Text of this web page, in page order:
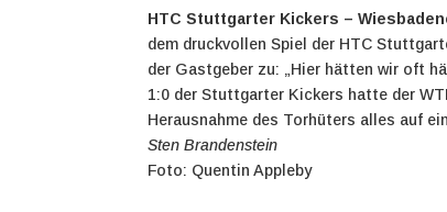
HTC Stuttgarter Kickers –
dem druckvollen Spiel der HTC
der Gastgeber zu: „Hier hätten wir oft
1:0 der Stuttgarter Kickers hatte der
Herausnahme des Torhüters alles auf
Sten Brandenstein
Foto: Quentin Appleby